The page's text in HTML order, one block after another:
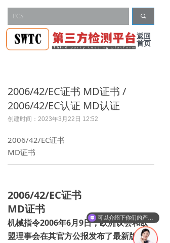
끠
返回
首页
2006/42/EC证书 MD证书 /
2006/42/EC认证 MD认证
创建时间： 2023年3月22日 12:52
2006/42/EC证书
MD证书
2006/42/EC证书
MD证书
机械指令2006年6月9日，欧洲议会和欧
盟理事会在其官方公报发布了最新版机械
可以介绍下你们的产品么